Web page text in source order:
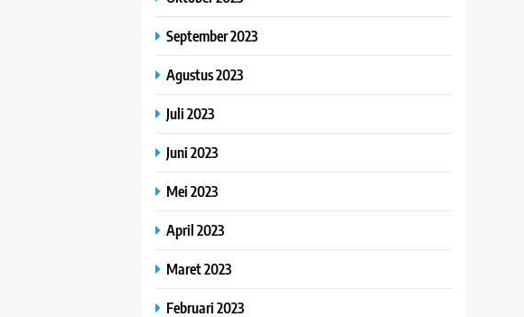
September 2023
Agustus 2023
Juli 2023
Juni 2023
Mei 2023
April 2023
Maret 2023
Februari 2023